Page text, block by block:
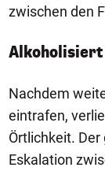
zwischen den
Nachdem
eintrafen,
Örtlichkeit.
Eskalation